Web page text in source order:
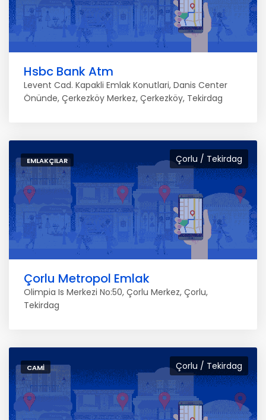
Hsbc Bank Atm
Levent Cad. Kapakli Emlak Konutlari, Danis Center
Önünde, Çerkezköy Merkez, Çerkezköy, Tekirdag
Çorlu / Tekirdag
EMLAKÇILAR
Çorlu Metropol Emlak
Olimpia Is Merkezi No:50, Çorlu Merkez, Çorlu,
Tekirdag
Çorlu / Tekirdag
CAMI